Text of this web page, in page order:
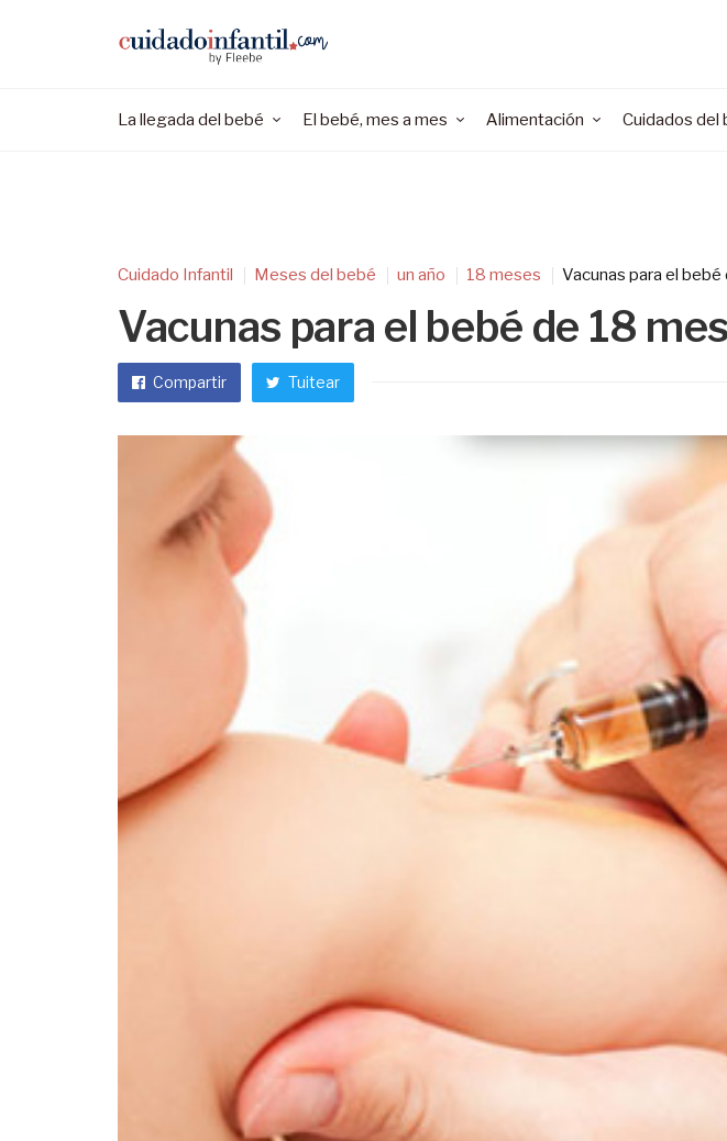
La llegada del bebé El bebé, mes a mes Alimentación Cuidados del
Cuidado Infantil Meses del bebé un año 18 meses Vacunas para el
Vacunas para el bebé de 18
Compartir Tuitear